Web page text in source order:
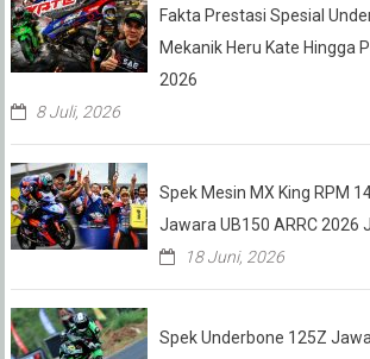
Fakta Prestasi Spesial
Mekanik Heru Kate Hingga
2026
8 Juli, 2026
Spek Mesin MX King RPM
Jawara UB150 ARRC 2026
18 Juni, 2026
Spek Underbone 125Z